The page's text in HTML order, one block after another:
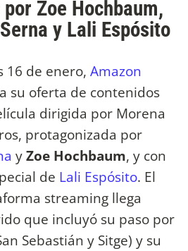
Zoe Hochbaum,
y Lali Espósito
16 de enero, Amazon
su oferta de contenidos
dirigida por Morena
protagonizada por
yZoe Hochbaum, y con
de Lali Espósito. El
streaming llega
que incluyó su paso por
Sebastián y Sitge) y su